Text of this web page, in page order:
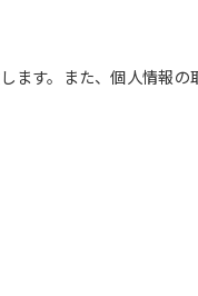
ます。また、個人情報
be